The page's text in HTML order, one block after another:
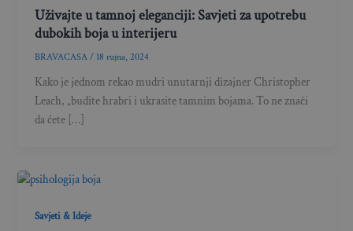
Uživajte u tamnoj eleganciji: Savjeti za upotrebu
dubokih boja u interijeru
BRAVACASA/ 18 rujna, 2024
Kako je jednom rekao mudri unutarnji dizajner Christopher
Leach, „budite hrabri i ukrasite tamnim bojama. To ne znači
da ćete […]
Savjeti & Ideje